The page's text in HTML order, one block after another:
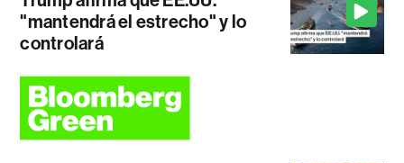
"mantendrá el estrecho" y lo
controlará